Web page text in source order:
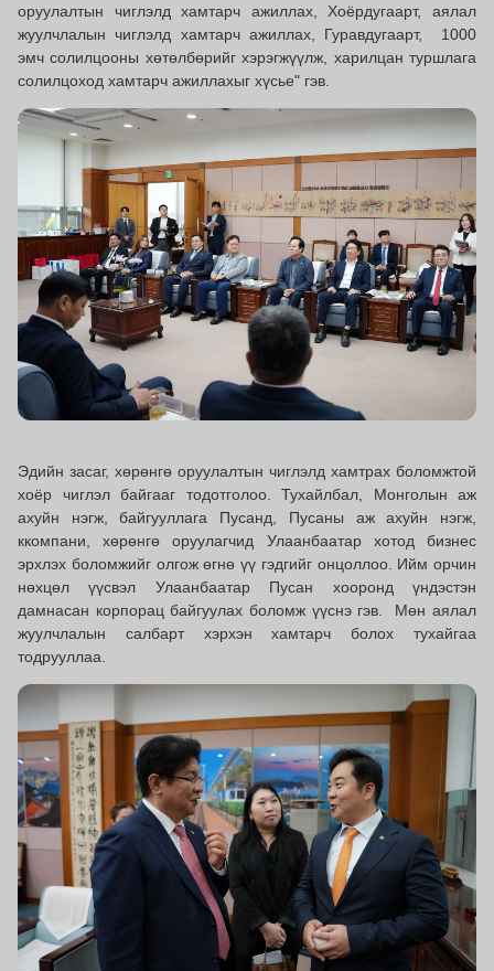
оруулалтын чиглэлд хамтарч ажиллах, Хоёрдугаарт, аялал
жуулчлалын чиглэлд хамтарч ажиллах, Гуравдугаарт, 1000
эмч солилцооны хөтөлбөрийг хэрэгжүүлж, харилцан туршлага
солилцоход хамтарч ажиллахыг хүсье" гэв.
Эдийн засаг, хөрөнгө оруулалтын чиглэлд хамтрах боломжтой
хоёр чиглэл байгааг тодотголоо. Тухайлбал, Монголын аж
ахуйн нэгж, байгууллага Пусанд, Пусаны аж ахуйн нэгж,
ккомпани, хөрөнгө оруулагчид Улаанбаатар хотод бизнес
эрхлэх боломжийг олгож өгнө үү гэдгийг онцоллоо. Ийм орчин
нөхцөл үүсвэл Улаанбаатар Пусан хооронд үндэстэн
дамнасан корпорац байгуулах боломж үүснэ гэв. Мөн аялал
жуулчлалын салбарт хэрхэн хамтарч болох тухайгаа
тодрууллаа.